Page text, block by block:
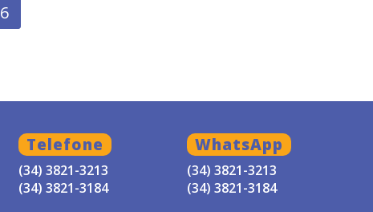
6
Telefone
(34) 3821-3213
(34) 3821-3184
WhatsApp
(34) 3821-3213
(34) 3821-3184